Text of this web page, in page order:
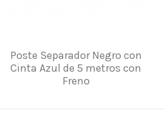
Poste Separador Negro con
Cinta Azul de 5 metros con
Freno